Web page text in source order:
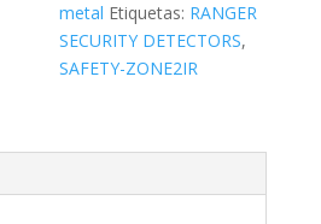
metal Etiquetas: RANGER
SECURITY DETECTORS,
SAFETY-ZONE2IR